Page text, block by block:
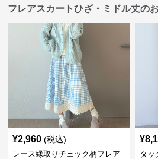
フレアスカートひざ・ミドル丈の
¥2,960 (税込)
レース縁取りチェック柄フレア
¥
タッ